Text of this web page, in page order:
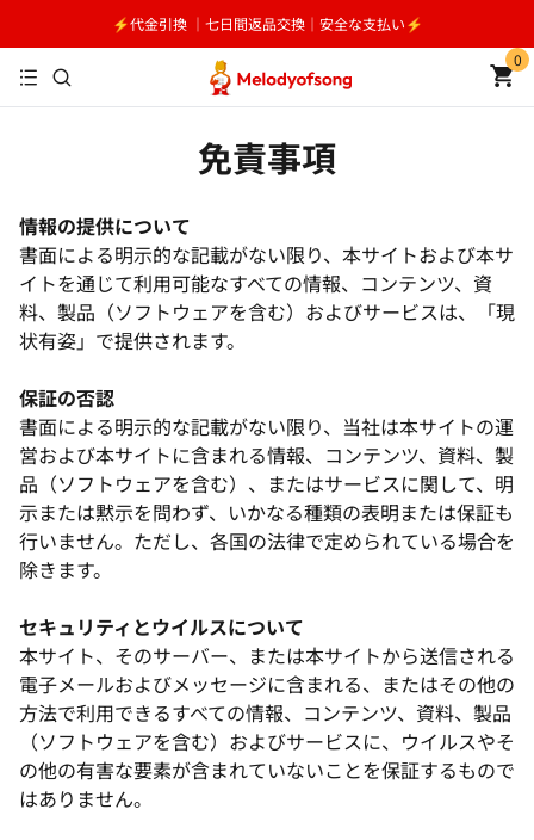
⚡️代金引換 ｜七日間返品交換｜安全な支払い⚡️
0
免責事項
情報の提供について
書面による明示的な記載がない限り、本サイトおよび本サ
イトを通じて利用可能なすべての情報、コンテンツ、資
料、製品（ソフトウェアを含む）およびサービスは、「現
状有姿」で提供されます。
保証の否認
書面による明示的な記載がない限り、当社は本サイトの運
営および本サイトに含まれる情報、コンテンツ、資料、製
品（ソフトウェアを含む）、またはサービスに関して、明
示または黙示を問わず、いかなる種類の表明または保証も
行いません。ただし、各国の法律で定められている場合を
除きます。
セキュリティとウイルスについて
本サイト、そのサーバー、または本サイトから送信される
電子メールおよびメッセージに含まれる、またはその他の
方法で利用できるすべての情報、コンテンツ、資料、製品
（ソフトウェアを含む）およびサービスに、ウイルスやそ
の他の有害な要素が含まれていないことを保証するもので
はありません。